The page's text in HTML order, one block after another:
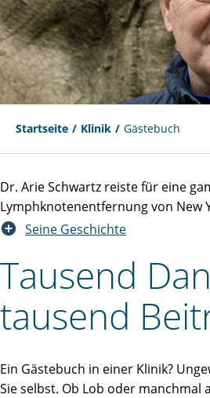
Startseite Klinik Gästebuch
Dr. Arie Schwartz reiste für eine
Lymphknotenentfernung von New
Seine Geschichte
Tausend
tausend
Ein Gästebuch in einer Klinik?
Sie selbst. Ob Lob oder manchmal